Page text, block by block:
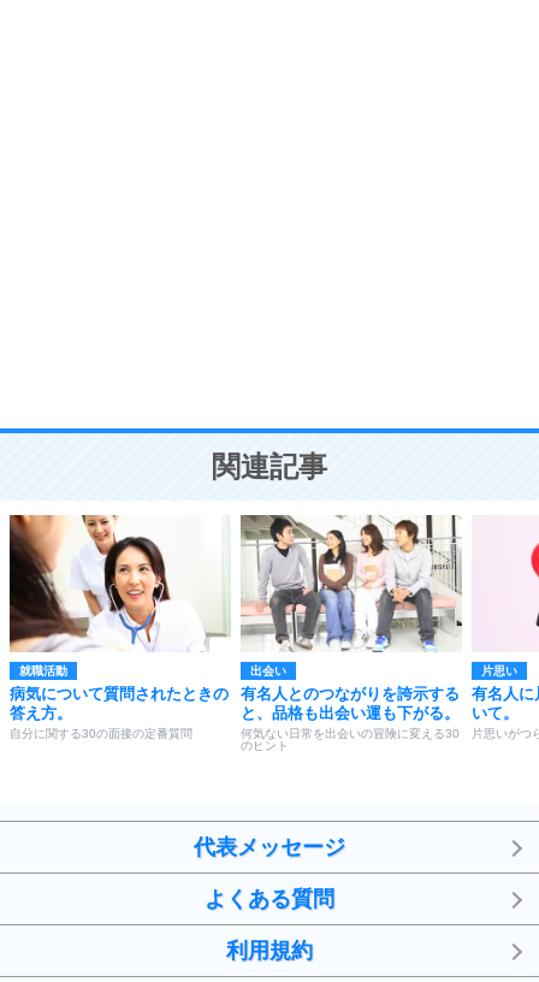
ことが大切。
関連記事
就職活動
病気について質問されたときの
答え方。
自分に関する30の面接の定番質問
出会い
有名人とのつながりを誇示する
と、品格も出会い運も下がる。
何気ない日常を出会いの冒険に変える30
のヒント
片思い
有名人に
いて。
片思いがつ
代表メッセージ
よくある質問
利用規約